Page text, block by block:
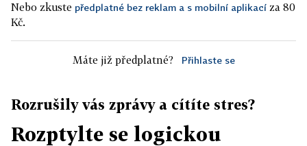
Nebo zkuste předplatné bez reklam a s mobilní aplikací za 80
Kč.
Máte již předplatné? Přihlaste se
Rozrušily vás zprávy a cítíte stres?
Rozptylte se logickou